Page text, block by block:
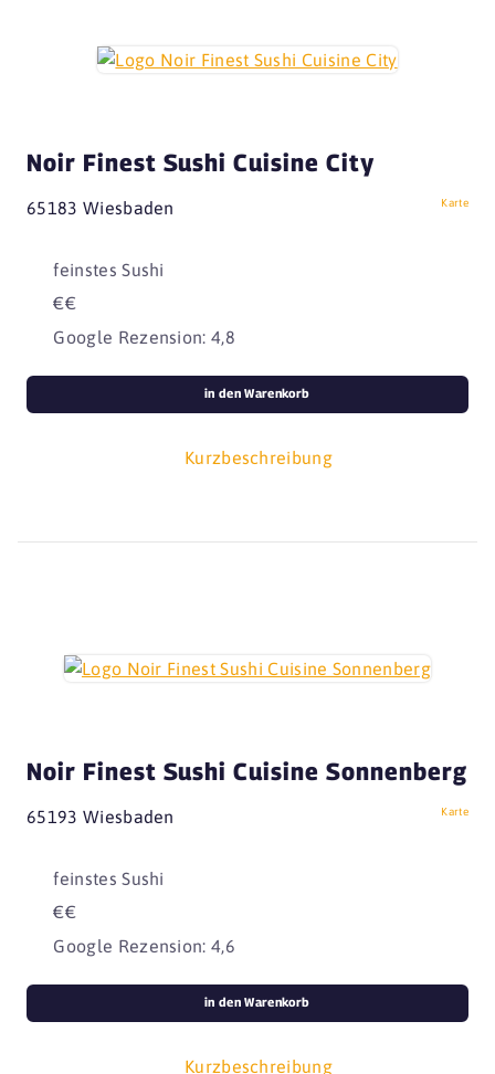
Noir Finest Sushi Cuisine City
65183 Wiesbaden Karte
feinstes Sushi
€€
Google Rezension: 4,8
Kurzbeschreibung
in den Warenkorb
Noir Finest Sushi Cuisine Sonnenberg
65193 Wiesbaden Karte
feinstes Sushi
€€
Google Rezension: 4,6
Kurzbeschreibung
in den Warenkorb